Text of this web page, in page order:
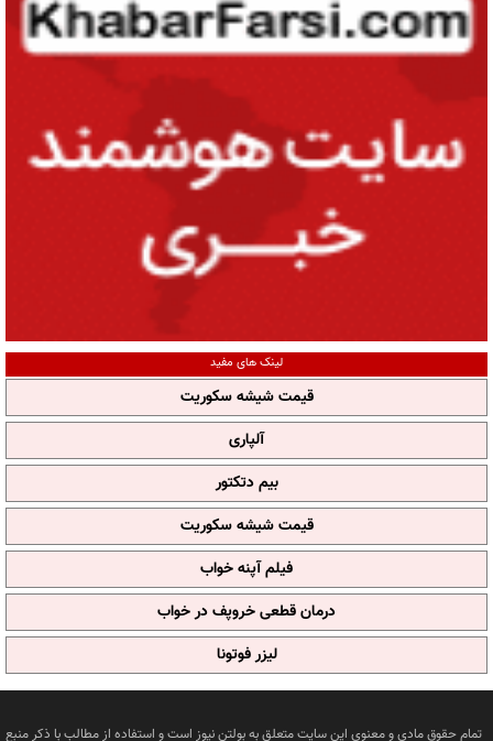
لینک های مفید
قیمت شیشه سکوریت
آلپاری
بیم دتکتور
قیمت شیشه سکوریت
فیلم آپنه خواب
درمان قطعی خروپف در خواب
لیزر فوتونا
تمام حقوق مادی و معنوی این سایت متعلق به بولتن نیوز است و استفاده از مطالب با ذکر منبع